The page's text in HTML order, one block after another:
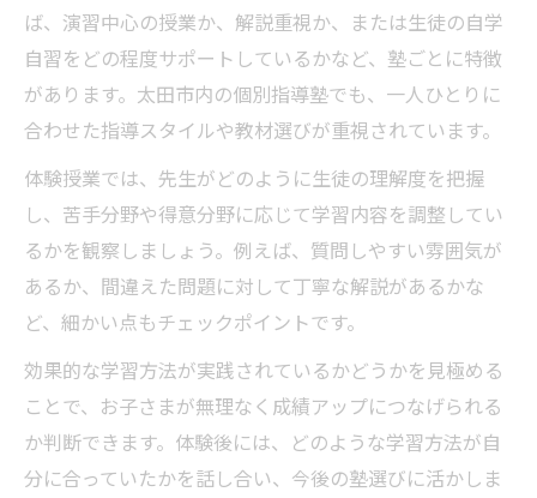
ば、演習中心の授業か、解説重視か、または生徒の自学
自習をどの程度サポートしているかなど、塾ごとに特徴
があります。太田市内の個別指導塾でも、一人ひとりに
合わせた指導スタイルや教材選びが重視されています。
体験授業では、先生がどのように生徒の理解度を把握
し、苦手分野や得意分野に応じて学習内容を調整してい
るかを観察しましょう。例えば、質問しやすい雰囲気が
あるか、間違えた問題に対して丁寧な解説があるかな
ど、細かい点もチェックポイントです。
効果的な学習方法が実践されているかどうかを見極める
ことで、お子さまが無理なく成績アップにつなげられる
か判断できます。体験後には、どのような学習方法が自
分に合っていたかを話し合い、今後の塾選びに活かしま